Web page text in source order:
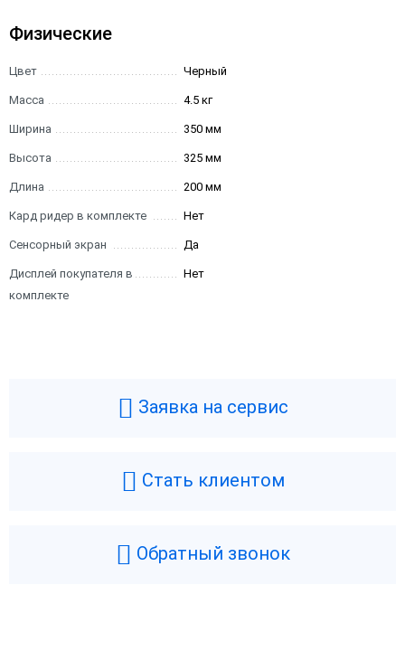
Физические
Цвет Черный
Масса 4.5 кг
Ширина 350 мм
Высота 325 мм
Длина 200 мм
Кард ридер в комплекте Нет
Сенсорный экран Да
Дисплей покупателя в
комплекте
Нет
Заявка на сервис
Стать клиентом
Обратный звонок